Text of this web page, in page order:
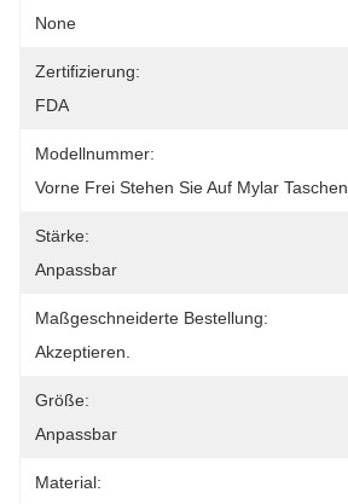
None
Zertifizierung:
FDA
Modellnummer:
Vorne Frei Stehen Sie Auf Mylar Taschen
Stärke:
Anpassbar
Maßgeschneiderte Bestellung:
Akzeptieren.
Größe:
Anpassbar
Material: